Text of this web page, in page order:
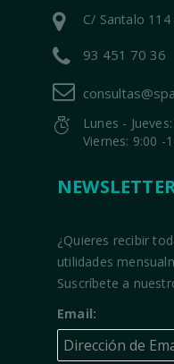
C/ Santalo
93 451 70 36
Lunes -
Viernes: 9:00 -
¿Quieres recibir
utilidades
Suscríbete a
Email: